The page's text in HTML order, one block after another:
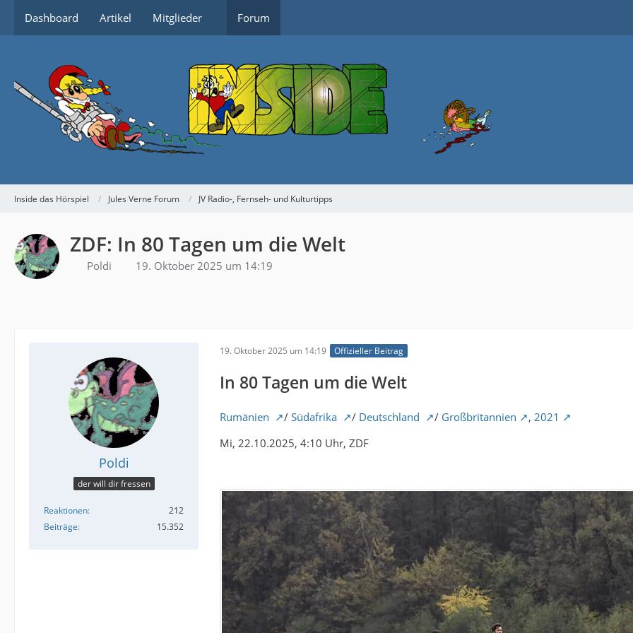
Dashboard Artikel Mitglieder Forum
Inside das Hörspiel Jules Verne Forum JV Radio-, Fernseh- und Kulturtipps
ZDF: In 80 Tagen um die Welt
Poldi 19. Oktober 2025 um 14:19
Poldi
der will dir fressen
Reaktionen
212
Beiträge
15.352
19. Oktober 2025 um 14:19 Offizieller Beitrag
In 80 Tagen um die Welt
Rumänien / Südafrika / Deutschland / Großbritannien , 2021
Mi, 22.10.2025, 4:10 Uhr, ZDF